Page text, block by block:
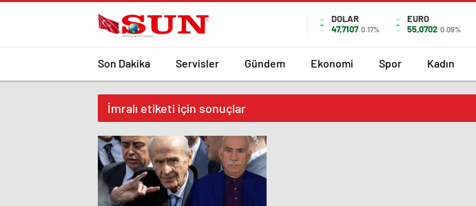
DOLAR
47,7107 0.17%
EURO
55,0702 0.09%
Son Dakika Servisler Gündem Ekonomi Spor Kadın
İmralı etiketi için sonuçlar